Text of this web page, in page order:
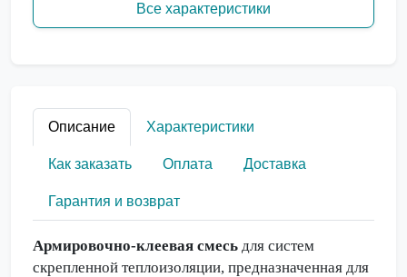
Все характеристики
Описание Характеристики
Как заказать Оплата Доставка
Гарантия и возврат
Армировочно-клеевая смесь для систем
скрепленной теплоизоляции, предназначенная для